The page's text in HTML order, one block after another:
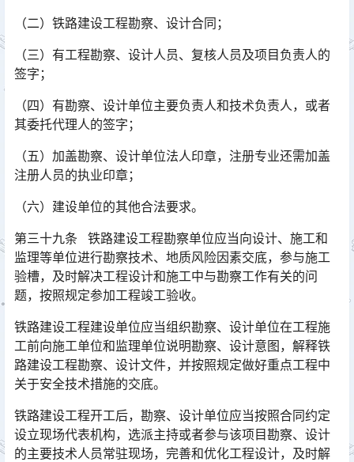
（二）铁路建设工程勘察、设计合同；
（三）有工程勘察、设计人员、复核人员及项目负责人的
签字；
（四）有勘察、设计单位主要负责人和技术负责人，或者
其委托代理人的签字；
（五）加盖勘察、设计单位法人印章，注册专业还需加盖
注册人员的执业印章；
（六）建设单位的其他合法要求。
第三十九条 铁路建设工程勘察单位应当向设计、施工和
监理等单位进行勘察技术、地质风险因素交底，参与施工
验槽，及时解决工程设计和施工中与勘察工作有关的问
题，按照规定参加工程竣工验收。󠅅󠅃󠄵󠅂󠄪󠇖󠆨󠆨󠇕󠆞󠆒󠅬󠇘󠆭󠆘󠇙󠆝󠅵󠇗󠆭󠆁󠄐󠇗󠅹󠅸󠇖󠆍󠅳󠇖󠅹󠅰󠇖󠆌󠅹
铁路建设工程建设单位应当组织勘察、设计单位在工程施
工前向施工单位和监理单位说明勘察、设计意图，解释铁
路建设工程勘察、设计文件，并按照规定做好重点工程中
关于安全技术措施的交底。󠅅󠅃󠄵󠅂󠄪󠇖󠆨󠆨󠇕󠆞󠆒󠅬󠇘󠆭󠆘󠇙󠆝󠅵󠇗󠆭󠆁󠄐󠇗󠅹󠅸󠇖󠆍󠅳󠇖󠅹󠅰󠇖󠆌󠅹
铁路建设工程开工后，勘察、设计单位应当按照合同约定
设立现场代表机构，选派主持或者参与该项目勘察、设计
的主要技术人员常驻现场，完善和优化工程设计，及时解